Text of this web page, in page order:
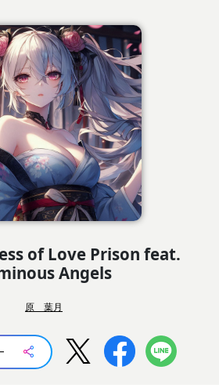
of Love Prison feat.
Angels
原 葉月